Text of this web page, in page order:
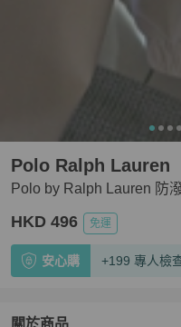
Polo by Ralph Lauren 防
Polo Ralph Lauren
HKD 496 免運
安心購 +199 專人檢